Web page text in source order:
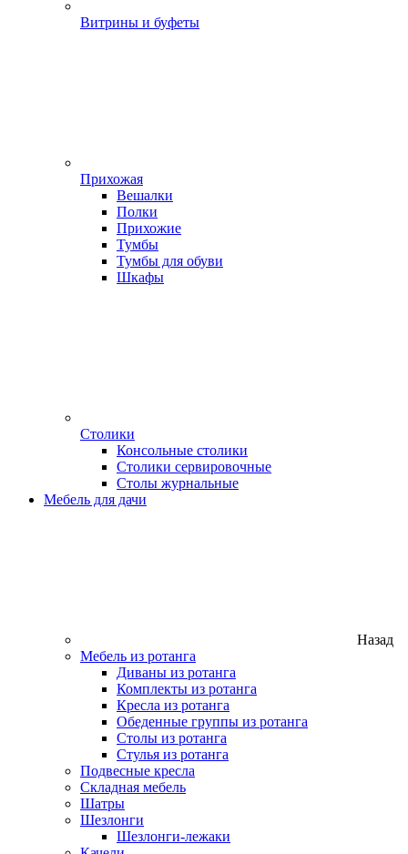
Витрины и буфеты
Прихожая
Вешалки
Полки
Прихожие
Тумбы
Тумбы для обуви
Шкафы
Столики
Консольные столики
Столики сервировочные
Столы журнальные
Мебель для дачи
Назад
Мебель из ротанга
Диваны из ротанга
Комплекты из ротанга
Кресла из ротанга
Обеденные группы из ротанга
Столы из ротанга
Стулья из ротанга
Подвесные кресла
Складная мебель
Шатры
Шезлонги
Шезлонги-лежаки